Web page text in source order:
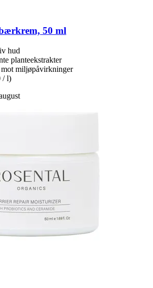
50 ml
hud
planteekstrakter
miljøpåvirkninger
/ l)